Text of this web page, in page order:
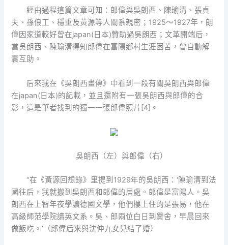
經由過程這篇文章可知：郎偉與吳朗西、陳瑜清、張貞
夫、孫俍工、穩重及黃源等人關系親密；1925～1927年，朗
偉因家道較好曾在japan(日本)贊助過吳朗西；文革開端后，
當吳朗西、陳瑜清得知郎偉在富陽鄉村生涯困苦，曾自動解
囊互助。
后來我在《吳朗西畫傳》中看到一段有關吳朗西與郎偉
在japan(日本)的記載，並且還附有一張吳朗西與郎偉的合
影，這是筆者找到的獨一一張郎偉照片[4]。
吳朗西（左）與郎偉（右）
“在《黃源回想錄》里提到1929年的吳朗西：‘陳瑜清到法
國往后，我就搬到吳朗西和郎偉的居處。郎偉是富陽人。吳
朗西在上智年夜學讀德國文學，他們樓上住的是張易，他在
高級師范學院讀英文系。吳、郎兩位白日到黌舍，早晨回來
做飯吃。’（郎偉后來與沈仲九女兒結了婚）